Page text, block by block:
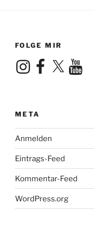
FOLGE MIR
InstagramFacebook
X YouTube
META
Anmelden
Eintrags-Feed
Kommentar-Feed
WordPress.org